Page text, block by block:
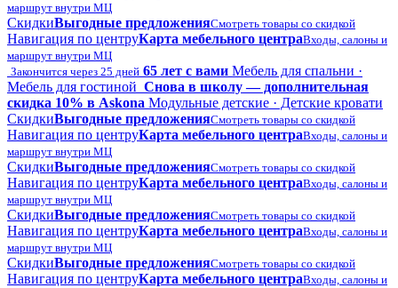
маршрут внутри МЦ
СкидкиВыгодные предложенияСмотреть товары со скидкой
Навигация по центруКарта мебельного центраВходы, салоны и
маршрут внутри МЦ
Закончится через 25 дней 65 лет с вами Мебель для спальни ·
Мебель для гостиной Снова в школу — дополнительная
скидка 10% в Askona Модульные детские · Детские кровати
СкидкиВыгодные предложенияСмотреть товары со скидкой
Навигация по центруКарта мебельного центраВходы, салоны и
маршрут внутри МЦ
СкидкиВыгодные предложенияСмотреть товары со скидкой
Навигация по центруКарта мебельного центраВходы, салоны и
маршрут внутри МЦ
СкидкиВыгодные предложенияСмотреть товары со скидкой
Навигация по центруКарта мебельного центраВходы, салоны и
маршрут внутри МЦ
СкидкиВыгодные предложенияСмотреть товары со скидкой
Навигация по центруКарта мебельного центраВходы, салоны и